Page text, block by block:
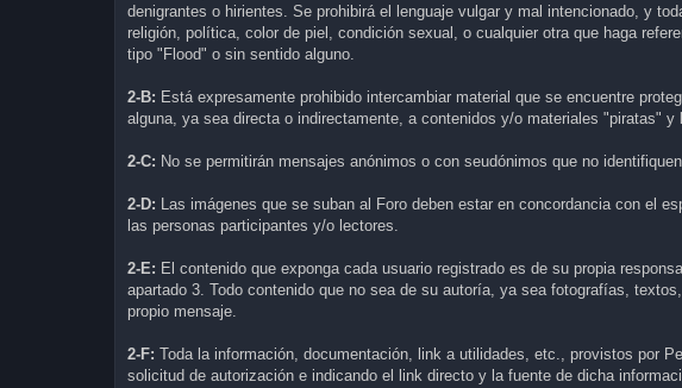
denigrantes o hirientes. Se prohibirá el lenguaje vulgar y mal intencionado, y
religión, política, color de piel, condición sexual, o cualquier otra que haga
tipo "Flood" o sin sentido alguno.
2-B: Está expresamente prohibido intercambiar material que se encuentre
alguna, ya sea directa o indirectamente, a contenidos y/o materiales "piratas" y
2-C: No se permitirán mensajes anónimos o con seudónimos que no
2-D:
Las imágenes que se suban al Foro deben estar en concordancia con el
las personas participantes y/o lectores.
2-E: El contenido que exponga cada usuario registrado es de su propia
apartado 3. Todo contenido que no sea de su autoría, ya sea fotografías,
propio mensaje.
2-F: Toda la información, documentación, link a utilidades, etc., provistos por
solicitud de autorización e indicando el link directo y la fuente de dicha